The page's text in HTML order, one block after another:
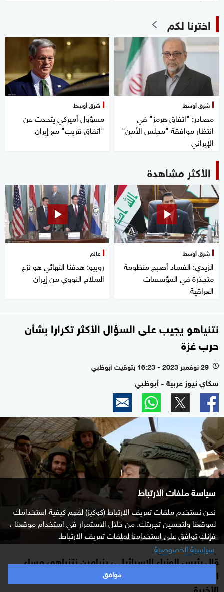
سياسة ملفات الارتباط
نحن نستخدم ملفات تعريف الارتباط (كوكيز) لفهم كيفية استخدامك
لموقعنا ولتحسين تجربتك. من خلال الاستمرار في استخدام موقعنا ،
فإنك توافق على استخدامنا لملفات تعريف الارتباط.
سياسية الخصوصية
موافق
اخترنا لكم
شرق أوسط
مصادر: "اتفاق هرمز" في
انتظار موافقة "مجلس الأمن"
الإيراني
شرق أوسط
مسؤول أميركي يتحدث عن
"اتفاق قريب" مع إيران
الأكثر مشاهدة
شرق أوسط
الزيدي: الفساد أصبح منظومة
متجذرة في المؤسسات
العراقية
عالم
روبيو: هدفنا النهائي هو نزع
السلاح النووي من إيران
نتنياهو يجيب على السؤال الأكثر تكرارا بشأن
حرب غزة
l 29 نوفمبر 2023 - 16:23 بتوقيت أبوظبي
سكاي نيوز عربية - أبوظبي
نتنياهو يقول إن إسرائيل ستعود للقتال.
قال رئيس الوزراء الإسرائيلي، بنيامين نتنياهو، مساء
الأربعاء، إن سؤالا بعينه يطرح على نحور متكرر في الأيام